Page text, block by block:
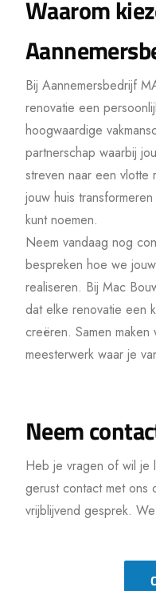
Waarom
Bij Aannemersbedrijf
renovatie een
hoogwaardige
partnerschap waarbij
streven naar een vlotte
jouw huis
kunt noemen.
Neem vandaag nog
bespreken hoe we
realiseren. Bij Mac
dat elke renovatie een
creëren. Samen
meesterwerk waar je
Neem
Heb je vragen of wil je
gerust contact met ons
vrijblijvend gesprek.